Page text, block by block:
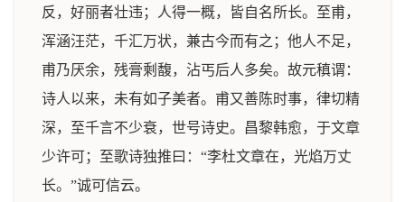
反，好丽者壮违；人得一概，皆自名所长。至甫，
浑涵汪茫，千汇万状，兼古今而有之；他人不足，
甫乃厌余，残膏剩馥，沾丐后人多矣。故元稹谓：
诗人以来，未有如子美者。甫又善陈时事，律切精
深，至千言不少衰，世号诗史。昌黎韩愈，于文章
少许可；至歌诗独推曰：“李杜文章在，光焰万丈
长。”诚可信云。